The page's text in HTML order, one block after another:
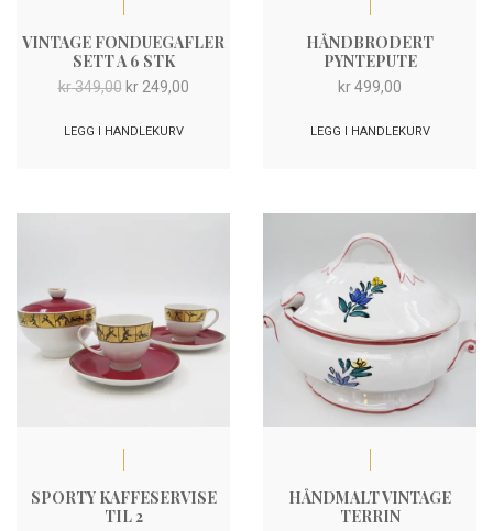
VINTAGE FONDUEGAFLER
SETT A 6 STK
kr349,00 Opprinnelig
var:
kr249,00Nåværende
LEGG I HANDLEKURV
HÅNDBRODERT
PYNTEPUTE
kr499,00
LEGG I HANDLEKURV
SPORTY KAFFESERVISE
TIL 2
HÅNDMALT VINTAGE
TERRIN